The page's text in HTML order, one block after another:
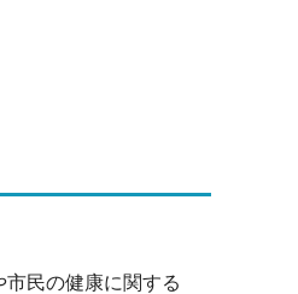
民の健康に関する